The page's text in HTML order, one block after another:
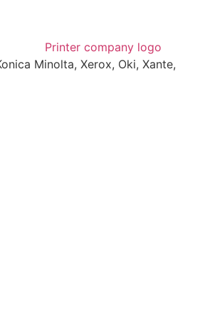
Minolta, Xerox, Oki, Xante,